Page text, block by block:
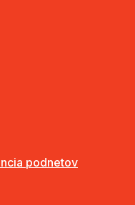
podnetov